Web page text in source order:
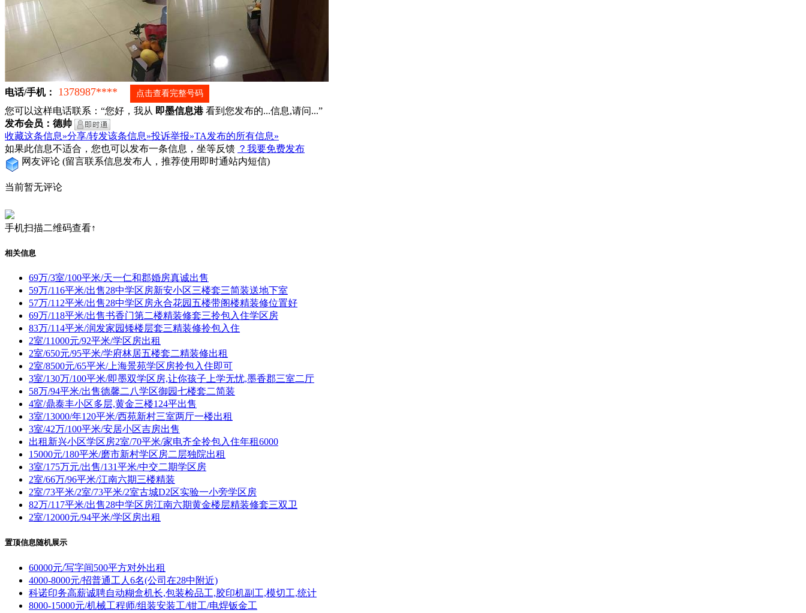
电话/手机： 1378987**** 点击查看完整号码
您可以这样电话联系：“您好，我从 即墨信息港看到您发布的...信息,请问...”
发布会员：德帅
收藏这条信息»分享/转发该条信息»投诉举报»TA发布的所有信息»
如果此信息不适合，您也可以发布一条信息，坐等反馈 ？我要免费发布
网友评论 (留言联系信息发布人，推荐使用即时通站内短信)
当前暂无评论
手机扫描二维码查看↑
相关信息
69万/3室/100平米/天一仁和郡婚房真诚出售
59万/116平米/出售28中学区房新安小区三楼套三简装送地下室
57万/112平米/出售28中学区房永合花园五楼带阁楼精装修位置好
69万/118平米/出售书香门第二楼精装修套三拎包入住学区房
83万/114平米/润发家园矮楼层套三精装修拎包入住
2室/11000元/92平米/学区房出租
2室/650元/95平米/学府林居五楼套二精装修出租
2室/8500元/65平米/上海景苑学区房拎包入住即可
3室/130万/100平米/即墨双学区房,让你孩子上学无忧,墨香郡三室二厅
58万/94平米/出售德馨二八学区御园七楼套二简装
4室/鼎泰丰小区多层,黄金三楼124平出售
3室/13000/年120平米/西苑新村三室两厅一楼出租
3室/42万/100平米/安居小区吉房出售
出租新兴小区学区房2室/70平米/家电齐全拎包入住年租6000
15000元/180平米/磨市新村学区房二层独院出租
3室/175万元/出售/131平米/中交二期学区房
2室/66万/96平米/江南六期三楼精装
2室/73平米/2室/73平米/2室古城D2区实验一小旁学区房
82万/117平米/出售28中学区房江南六期黄金楼层精装修套三双卫
2室/12000元/94平米/学区房出租
置顶信息随机展示
60000元/写字间500平方对外出租
4000-8000元/招普通工人6名(公司在28中附近)
科诺印务高薪诚聘自动糊盒机长,包装检品工,胶印机副工,模切工,统计
8000-15000元/机械工程师/组装安装工/钳工/电焊钣金工